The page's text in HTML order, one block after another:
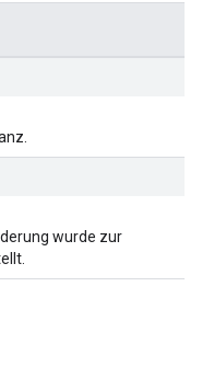
wurde zur